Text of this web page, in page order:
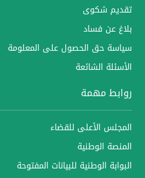
تقديم شكوى
بلاغ عن فساد
سياسة حق الحصول على المعلومة
الأسئلة الشائعة
روابط مهمة
المجلس الأعلى للقضاء
المنصة الوطنية
البوابة الوطنية للبيانات المفتوحة